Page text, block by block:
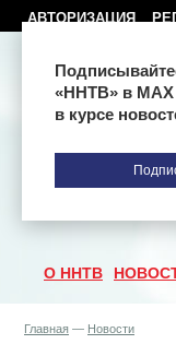
АВТОРИЗАЦИЯ
О ННТВ
Главная — Новости
«ННТВ» в МАХ
в курсе